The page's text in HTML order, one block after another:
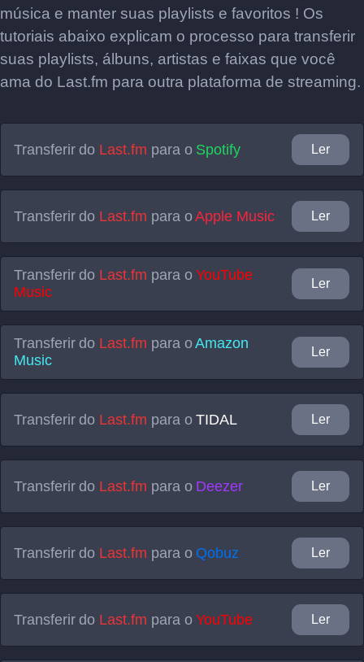
música e manter suas playlists e favoritos ! Os
tutoriais abaixo explicam o processo para transferir
suas playlists, álbuns, artistas e faixas que você
ama do Last.fm para outra plataforma de streaming.
Transferir do Last.fm para o Spotify Ler
Transferir do Last.fm para oApple Music Ler
Transferir do Last.fm para oYouTube
Music
Ler
Transferir do Last.fm para oAmazon
Music
Ler
Transferir do Last.fm para oTIDAL Ler
Transferir do Last.fm para o Deezer Ler
Transferir do Last.fm para o Qobuz Ler
Transferir do Last.fm para oYouTube Ler